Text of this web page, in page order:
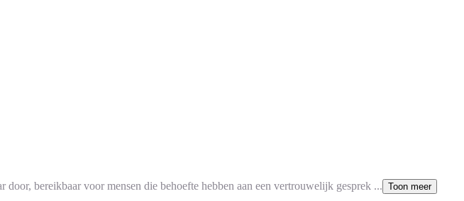
bereikbaar voor mensen die behoefte hebben aan een vertrouwelijk gesprek ... Toon meer